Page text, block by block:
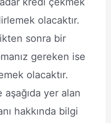
olacaktır.
sonra bir
gereken ise
olacaktır.
yer alan
hakkında bilgi